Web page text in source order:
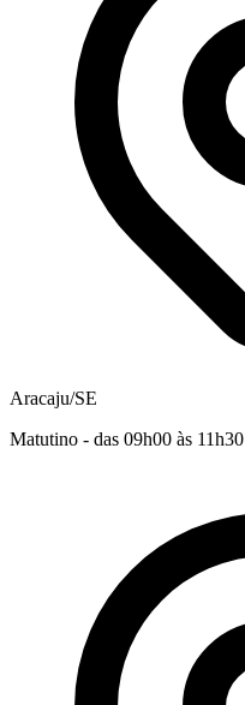
Aracaju/SE
Matutino - das 09h00 às 11h30